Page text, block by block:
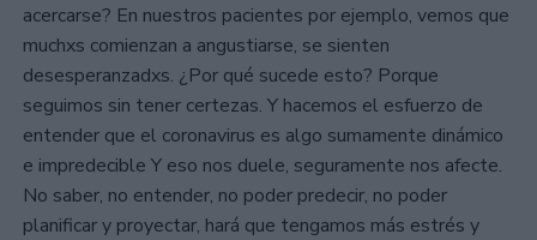
acercarse? En nuestros pacientes por ejemplo, vemos que
muchxs comienzan a angustiarse, se sienten
desesperanzadxs. ¿Por qué sucede esto? Porque
seguimos sin tener certezas. Y hacemos el esfuerzo de
entender que el coronavirus es algo sumamente dinámico
e impredecible Y eso nos duele, seguramente nos afecte.
No saber, no entender, no poder predecir, no poder
planificar y proyectar, hará que tengamos más estrés y